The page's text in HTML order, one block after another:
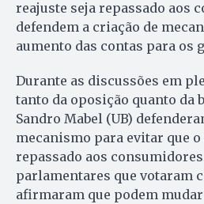
reajuste seja repassado aos
defendem a criação de
aumento das contas para os
Durante as discussões em
tanto da oposição quanto da
Sandro Mabel (UB)
mecanismo para evitar que o
repassado aos
parlamentares que votaram
afirmaram que podem